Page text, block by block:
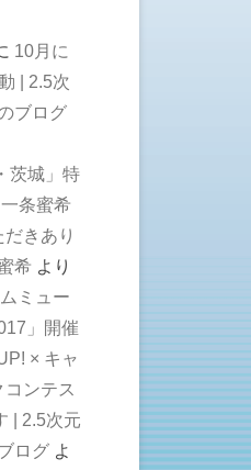
10月に
| 2.5次
ブログ
茨城」特
条蜜希
きあり
希 より
ミュー
」開催
× キャ
ンテス
| 2.5次元
ログ よ